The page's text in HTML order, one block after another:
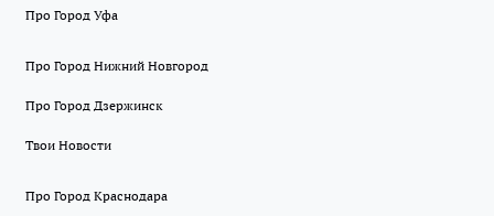
Про Город Уфа
Про Город Нижний Новгород
Про Город Дзержинск
Твои Новости
Про Город Краснодара